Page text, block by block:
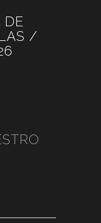
DE
/